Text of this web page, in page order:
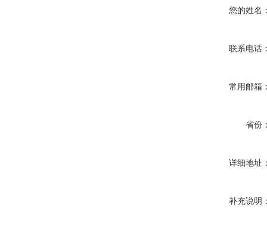
您的姓名
联系电话
常用邮箱
省份
详细地址
补充说明